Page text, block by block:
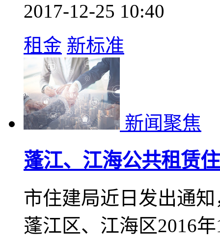
2017-12-25 10:40
租金 新标准
新闻聚焦
蓬江、江海公共租赁
市住建局近日发出通
蓬江区、江海区2016